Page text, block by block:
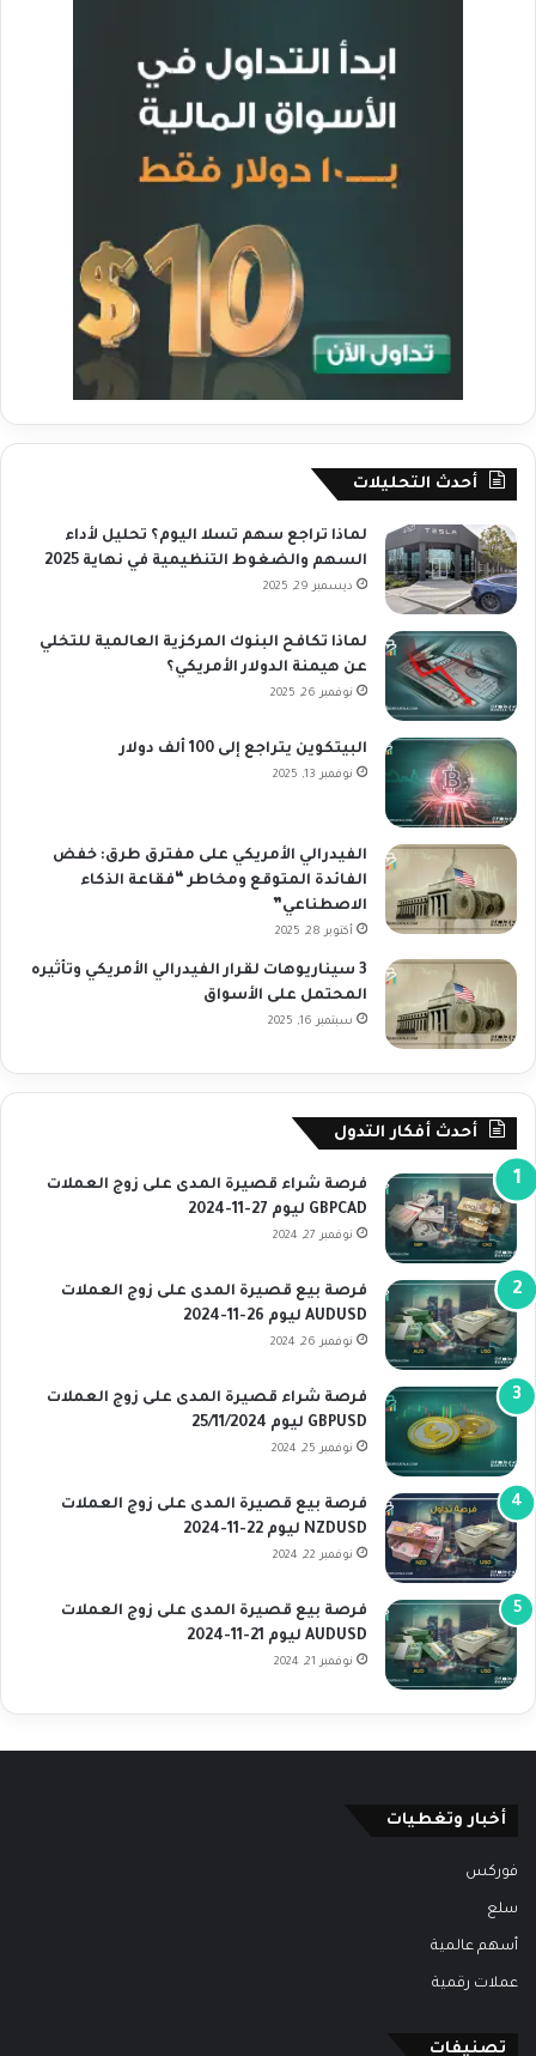
أحدث التحليلات
لماذا تراجع سهم تسلا اليوم؟ تحليل لأداء
السهم والضغوط التنظيمية في نهاية 2025
ديسمبر 29, 2025
لماذا تكافح البنوك المركزية العالمية للتخلي
عن هيمنة الدولار الأمريكي؟
نوفمبر 26, 2025
البيتكوين يتراجع إلى 100 ألف دولار
نوفمبر 13, 2025
الفيدرالي الأمريكي على مفترق طرق: خفض
الفائدة المتوقع ومخاطر “فقاعة الذكاء
الاصطناعي”
أكتوبر 28, 2025
3 سيناريوهات لقرار الفيدرالي الأمريكي وتأثيره
المحتمل على الأسواق
سبتمبر 16, 2025
أحدث أفكار التدول
فرصة شراء قصيرة المدى على زوج العملات
GBPCAD ليوم 27-11-2024
نوفمبر 27, 2024
فرصة بيع قصيرة المدى على زوج العملات
AUDUSD ليوم 26-11-2024
نوفمبر 26, 2024
فرصة شراء قصيرة المدى على زوج العملات
GBPUSD ليوم 25/11/2024
نوفمبر 25, 2024
فرصة بيع قصيرة المدى على زوج العملات
NZDUSD ليوم 22-11-2024
نوفمبر 22, 2024
فرصة بيع قصيرة المدى على زوج العملات
AUDUSD ليوم 21-11-2024
نوفمبر 21, 2024
أخبار وتغطيات
فوركس
سلع
أسهم عالمية
عملات رقمية
تصنيفات